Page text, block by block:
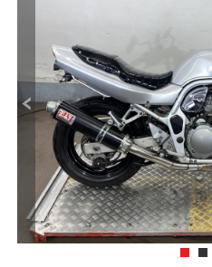
Previous
1